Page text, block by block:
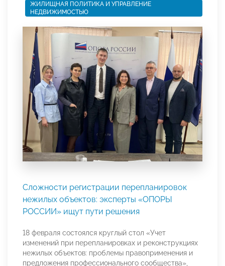
ЖИЛИЩНАЯ ПОЛИТИКА И УПРАВЛЕНИЕ
НЕДВИЖИМОСТЬЮ
Сложности регистрации перепланировок
нежилых объектов: эксперты «ОПОРЫ
РОССИИ» ищут пути решения
18 февраля состоялся круглый стол «Учет
изменений при перепланировках и реконструкциях
нежилых объектов: проблемы правоприменения и
предложения профессионального сообщества»,